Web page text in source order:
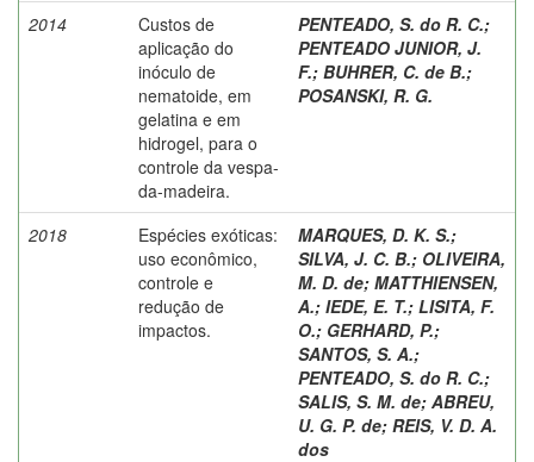
2014
Custos de
aplicação do
inóculo de
nematoide, em
gelatina e em
hidrogel, para o
controle da vespa-
da-madeira.
PENTEADO, S. do R. C.;
PENTEADO JUNIOR, J.
F.; BUHRER, C. de B.;
POSANSKI, R. G.
2018
Espécies exóticas:
uso econômico,
controle e
redução de
impactos.
MARQUES, D. K. S.;
SILVA, J. C. B.; OLIVEIRA,
M. D. de; MATTHIENSEN,
A.; IEDE, E. T.; LISITA, F.
O.; GERHARD, P.;
SANTOS, S. A.;
PENTEADO, S. do R. C.;
SALIS, S. M. de; ABREU,
U. G. P. de; REIS, V. D. A.
dos